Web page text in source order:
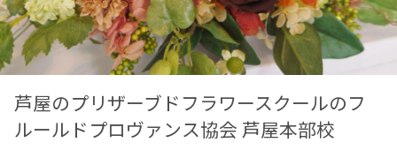
芦屋のプリザーブドフラワースクールのフ
ルールドプロヴァンス協会 芦屋本部校